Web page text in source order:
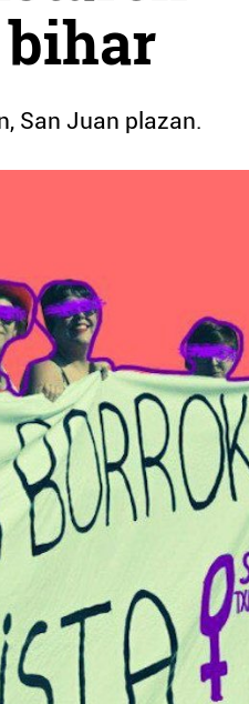
San Juan plazan.